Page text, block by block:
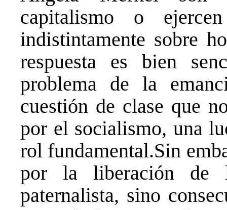
capitalismo o
indistintamente sobre
respuesta es bien
problema de la
cuestión de clase que
por el socialismo, una
rol fundamental.Sin
por la liberación de
paternalista, sino